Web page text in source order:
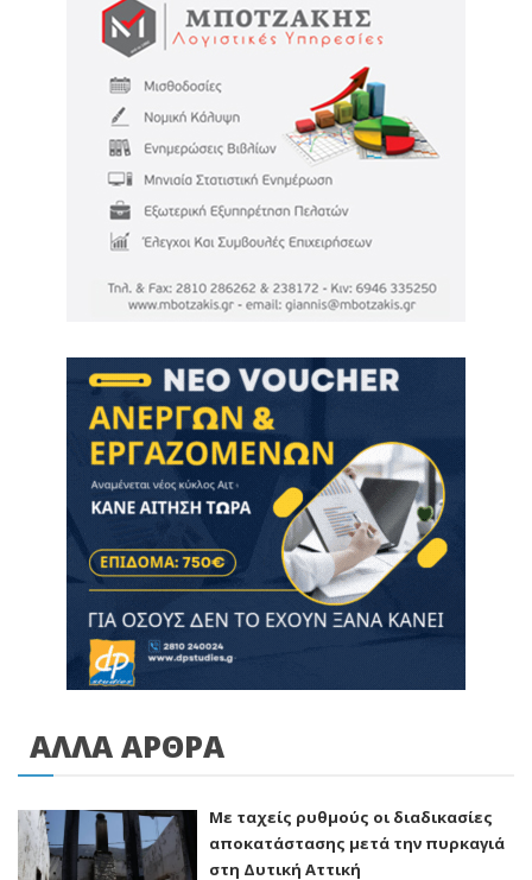
ΑΛΛΑ ΑΡΘΡΑ
Με ταχείς ρυθμούς οι διαδικασίες
αποκατάστασης μετά την πυρκαγιά
στη Δυτική Αττική